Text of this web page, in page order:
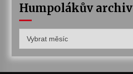
Humpolákův archiv
archiv